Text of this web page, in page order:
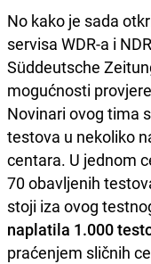
No kako je sada
servisa WDR-a i
Süddeutsche
mogućnosti
Novinari ovog tima
testova u nekoliko
centara. U jednom
70 obavljenih
stoji iza ovog
naplatila 1.000
praćenjem sličnih